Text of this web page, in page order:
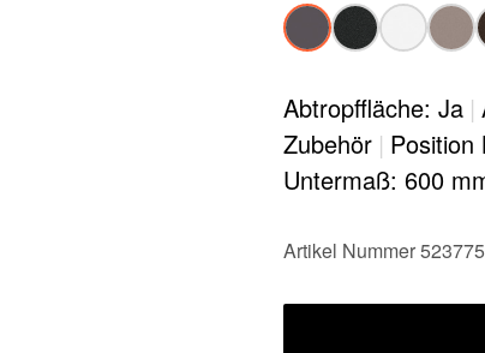
Abtropffläche: Ja |
Zubehör | Position
Untermaß: 600
Artikel Nummer 523775